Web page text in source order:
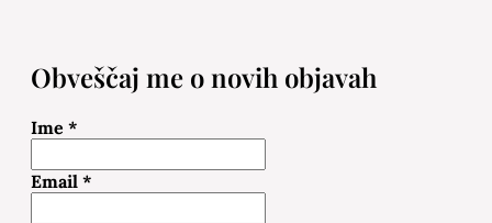
Obveščaj me o novih objavah
Ime *
Email *